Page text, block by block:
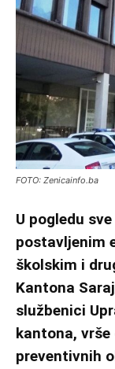
FOTO: Zenicainfo.ba
U pogledu
postavljenim
školskim i
Kantona
službenici
kantona,
preventivnih